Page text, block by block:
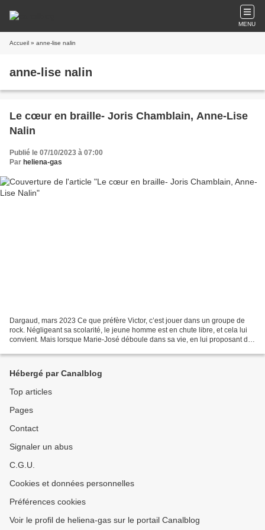
MENU
Accueil » anne-lise nalin
anne-lise nalin
Le cœur en braille- Joris Chamblain, Anne-Lise
Nalin
Publié le 07/10/2023 à 07:00
Par heliena-gas
Dargaud, mars 2023 Ce que préfère Victor, c’est jouer dans un groupe de
rock. Négligeant sa scolarité, le jeune homme est en chute libre, et cela lui
convient. Mais lorsque Marie-José déboule dans sa vie, en lui proposant de
Hébergé par Canalblog
Top articles
Pages
Contact
Signaler un abus
C.G.U.
Cookies et données personnelles
Préférences cookies
Voir le profil de heliena-gas sur le portail Canalblog